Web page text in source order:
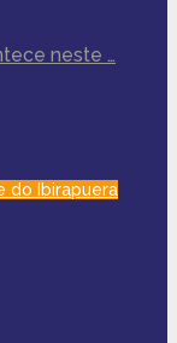
neste …
do Ibirapuera